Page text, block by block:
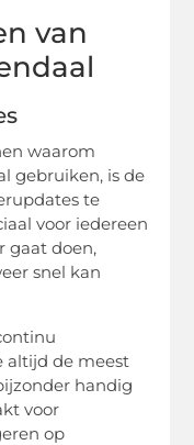
van
waarom
gebruiken, is de
te
voor iedereen
gaat doen,
snel kan
altijd de meest
handig
voor
op